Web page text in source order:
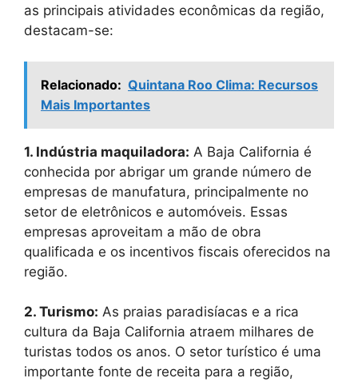
as principais atividades econômicas da região,
destacam-se:
Relacionado: Quintana Roo Clima: Recursos
Mais Importantes
1. Indústria maquiladora: A Baja California é
conhecida por abrigar um grande número de
empresas de manufatura, principalmente no
setor de eletrônicos e automóveis. Essas
empresas aproveitam a mão de obra
qualificada e os incentivos fiscais oferecidos na
região.
2. Turismo: As praias paradisíacas e a rica
cultura da Baja California atraem milhares de
turistas todos os anos. O setor turístico é uma
importante fonte de receita para a região,